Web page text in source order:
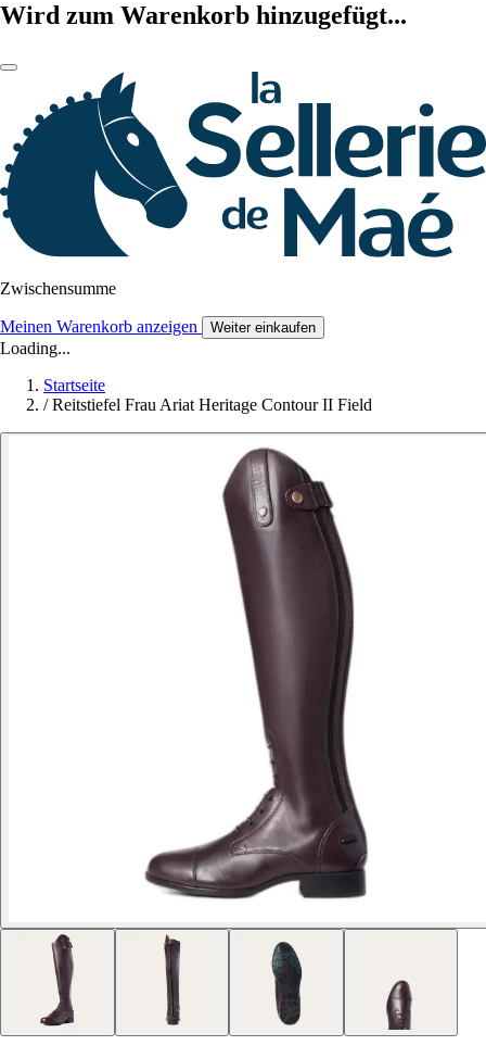
Wird zum Warenkorb hinzugefügt...
Zwischensumme
Meinen Warenkorb anzeigen Weiter einkaufen
Loading...
Startseite
/ Reitstiefel Frau Ariat Heritage Contour II Field